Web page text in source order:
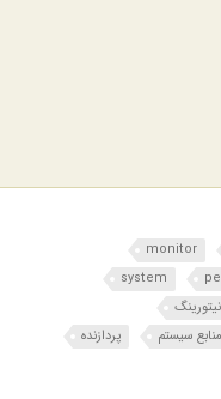
monitor
system
سیستم
پردازنده